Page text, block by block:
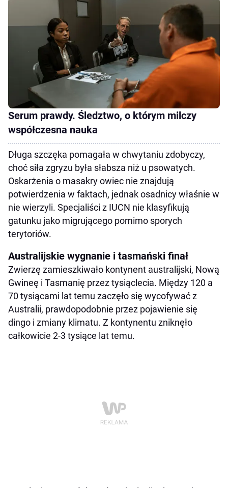
Serum prawdy. Śledztwo, o którym milczy
współczesna nauka
Długa szczęka pomagała w chwytaniu zdobyczy,
choć siła zgryzu była słabsza niż u psowatych.
Oskarżenia o masakry owiec nie znajdują
potwierdzenia w faktach, jednak osadnicy właśnie w
nie wierzyli. Specjaliści z IUCN nie klasyfikują
gatunku jako migrującego pomimo sporych
terytoriów.
Australijskie wygnanie i tasmański finał
Zwierzę zamieszkiwało kontynent australijski, Nową
Gwineę i Tasmanię przez tysiąclecia. Między 120 a
70 tysiącami lat temu zaczęło się wycofywać z
Australii, prawdopodobnie przez pojawienie się
dingo i zmiany klimatu. Z kontynentu zniknęło
całkowicie 2-3 tysiące lat temu.